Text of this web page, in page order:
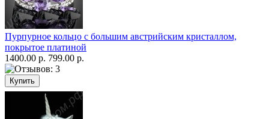
Пурпурное кольцо с большим австрийским кристаллом,
покрытое платиной
1400.00 р. 799.00 р.